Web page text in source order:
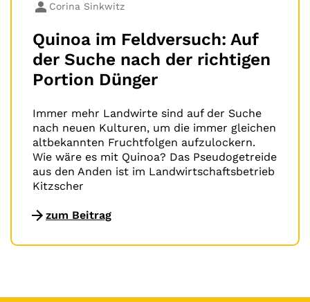
Corina Sinkwitz
Quinoa im Feldversuch: Auf
der Suche nach der richtigen
Portion Dünger
Immer mehr Landwirte sind auf der Suche
nach neuen Kulturen, um die immer gleichen
altbekannten Fruchtfolgen aufzulockern.
Wie wäre es mit Quinoa? Das Pseudogetreide
aus den Anden ist im Landwirtschaftsbetrieb
Kitzscher
zum Beitrag